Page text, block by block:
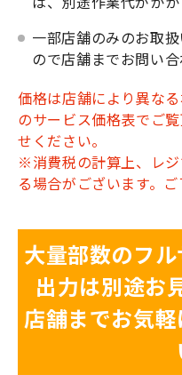
一部店舗のみのお取
ので店舗までお問い合
価格は店舗により異な
のサービス価格表でご
せください。
※消費税の計算上、レ
る場合がございます。ご
大量部数のフ
出力は別途お
店舗までお気